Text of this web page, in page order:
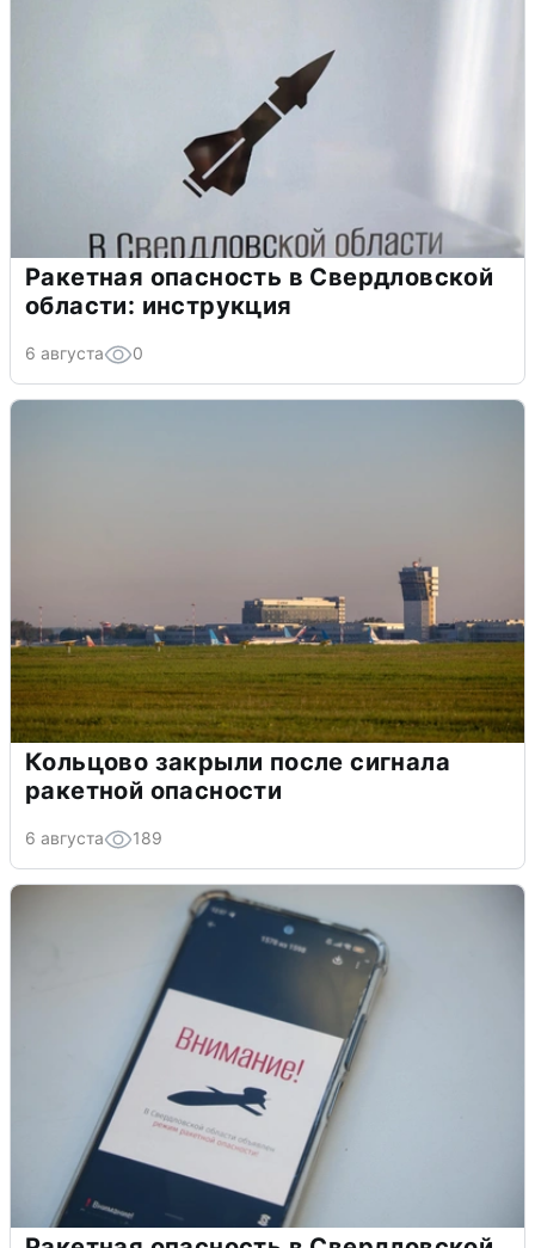
Ракетная опасность в Свердловской
области: инструкция
6 августа 0
Кольцово закрыли после сигнала
ракетной опасности
6 августа 189